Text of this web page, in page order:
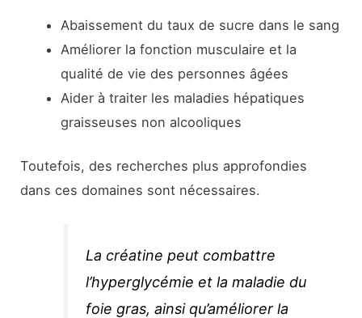
Abaissement du taux de sucre dans le sang
Améliorer la fonction musculaire et la
qualité de vie des personnes âgées
Aider à traiter les maladies hépatiques
graisseuses non alcooliques
Toutefois, des recherches plus approfondies
dans ces domaines sont nécessaires.
La créatine peut combattre
l’hyperglycémie et la maladie du
foie gras, ainsi qu’améliorer la